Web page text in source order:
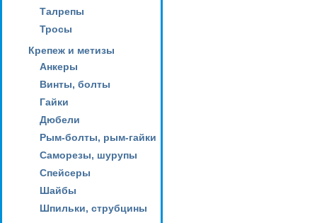
Талрепы
Тросы
Крепеж и метизы
Анкеры
Винты, болты
Гайки
Дюбели
Рым-болты, рым-гайки
Саморезы, шурупы
Спейсеры
Шайбы
Шпильки, струбцины